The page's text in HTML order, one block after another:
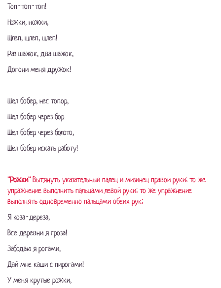
Топ-топ-топ!
Ножки, ножки,
Шлеп, шлеп, шлеп!
Раз шажок, два шажок,
Догони меня дружок!
Шел бобер, нес топор,
Шел бобер через бор.
Шел бобер через болото,
Шел бобер искать работу!
"Рожки"Вытянуть указательный палец и мизинец правой руки; то же
упражнение выполнить пальцами левой руки; то же упражнение
выполнять одновременно пальцами обеих рук;
Я коза-дереза,
Все деревни я гроза!
Забодаю я рогами,
Дай мне каши с пирогами!
У меня крутые рожки,